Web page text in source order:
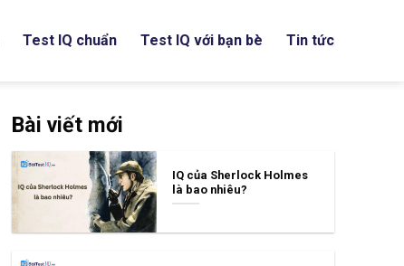
Test IQ chuẩn Test IQ với bạn bè Tin tức
Bài viết mới
IQ của Sherlock Holmes
là bao nhiêu?